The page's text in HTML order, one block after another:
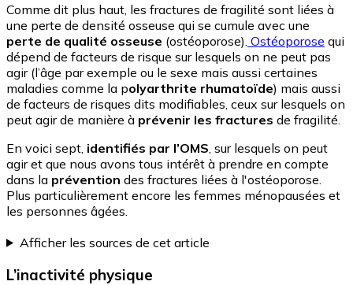
Comme dit plus haut, les fractures de fragilité sont liées à
une perte de densité osseuse qui se cumule avec une
perte de qualité osseuse (ostéoporose). Ostéoporose qui
dépend de facteurs de risque sur lesquels on ne peut pas
agir (l’âge par exemple ou le sexe mais aussi certaines
maladies comme la polyarthrite rhumatoïde) mais aussi
de facteurs de risques dits modifiables, ceux sur lesquels on
peut agir de manière à prévenir les fractures de fragilité.
En voici sept, identifiés par l’OMS , sur lesquels on peut
agir et que nous avons tous intérêt à prendre en compte
dans la prévention des fractures liées à l'ostéoporose.
Plus particulièrement encore les femmes ménopausées et
les personnes âgées.
Afficher les sources de cet article
L’inactivité physique